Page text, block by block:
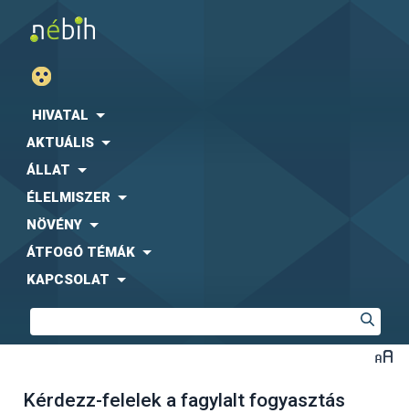
HIVATAL
AKTUÁLIS
ÁLLAT
ÉLELMISZER
NÖVÉNY
ÁTFOGÓ TÉMÁK
KAPCSOLAT
Kérdezz-felelek a fagylalt fogyasztás